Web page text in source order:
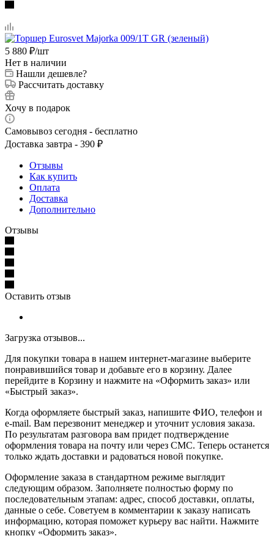
5 880 ₽/шт
Нет в наличии
Нашли дешевле?
Рассчитать доставку
Хочу в подарок
Самовывоз сегодня - бесплатно
Доставка завтра - 390 ₽
Отзывы
Как купить
Оплата
Доставка
Дополнительно
Отзывы
Оставить отзыв
Загрузка отзывов...
Для покупки товара в нашем интернет-магазине выберите
понравившийся товар и добавьте его в корзину. Далее
перейдите в Корзину и нажмите на «Оформить заказ» или
«Быстрый заказ».
Когда оформляете быстрый заказ, напишите ФИО, телефон и
e-mail. Вам перезвонит менеджер и уточнит условия заказа.
По результатам разговора вам придет подтверждение
оформления товара на почту или через СМС. Теперь останется
только ждать доставки и радоваться новой покупке.
Оформление заказа в стандартном режиме выглядит
следующим образом. Заполняете полностью форму по
последовательным этапам: адрес, способ доставки, оплаты,
данные о себе. Советуем в комментарии к заказу написать
информацию, которая поможет курьеру вас найти. Нажмите
кнопку «Оформить заказ».